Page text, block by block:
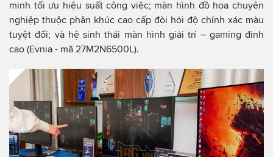
minh tối ưu hiệu suất công việc; màn hình đồ họa chuyên
nghiệp thuộc phân khúc cao cấp đòi hỏi độ chính xác màu
tuyệt đối; và hệ sinh thái màn hình giải trí – gaming đỉnh
cao (Evnia - mã 27M2N6500L).